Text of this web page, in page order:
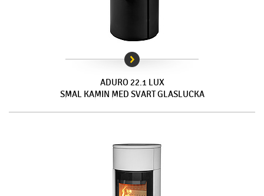
ADURO 22.1 LUX
SMAL KAMIN MED SVART GLASLUCKA